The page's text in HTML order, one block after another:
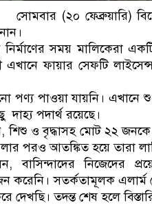
(২০ ফেব্রুয়ারি)
সময় মালিকেরা একটি
ফায়ার সেফটি
পণ্য পাওয়া যায়নি। এখানে
পদার্থ রয়েছে।
শিশু ও বৃদ্ধাসহ মোট ২২
পরও আতঙ্কিত হয়ে তারা
বাসিন্দাদের নিজেদের
করেনি। সতর্কতামূলক
তদন্ত শেষ হলে